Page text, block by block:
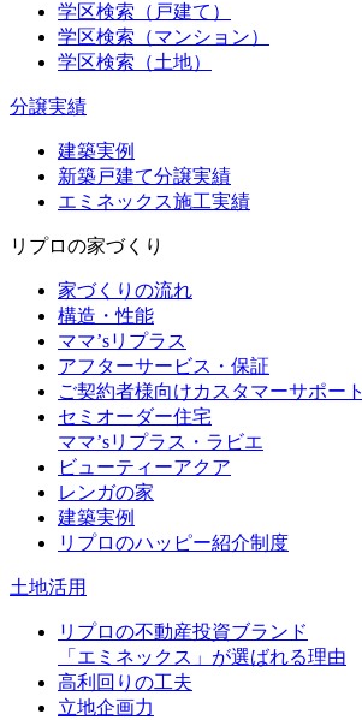
学区検索（戸建て）
学区検索（マンション）
学区検索（土地）
分譲実績
建築実例
新築戸建て分譲実績
エミネックス施工実績
リプロの家づくり
家づくりの流れ
構造・性能
ママ’sリプラス
アフターサービス・保証
ご契約者様向けカスタマーサポート
セミオーダー住宅
ママ’sリプラス・ラビエ
ビューティーアクア
レンガの家
建築実例
リプロのハッピー紹介制度
土地活用
リプロの不動産投資ブランド
「エミネックス」が選ばれる理由
高利回りの工夫
立地企画力